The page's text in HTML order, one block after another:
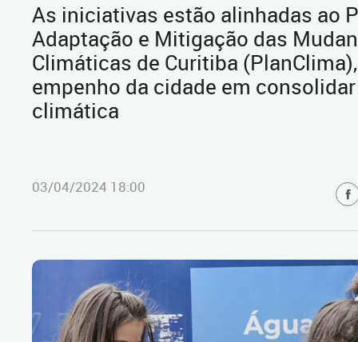
As iniciativas estão alinhadas ao
Adaptação e Mitigação das
Climáticas de Curitiba
empenho da cidade em
climática
03/04/2024 18:00